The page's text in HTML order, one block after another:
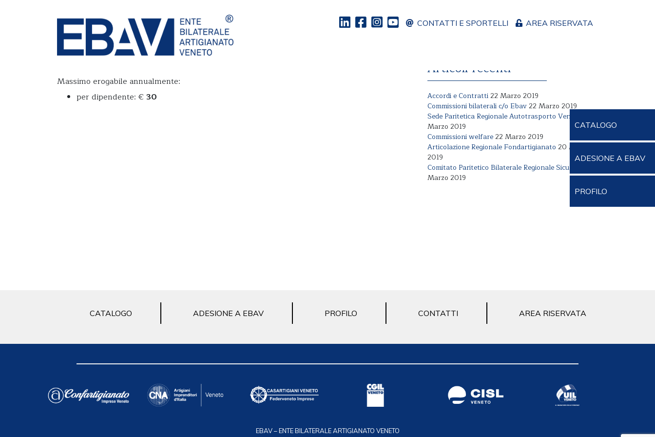
CATALOGO
ADESIONE A EBAV
PROFILO
CONTATTI E SPORTELLI AREA RISERVATA
Massimo erogabile annualmente: per dipendente: € 30
Massimo erogabile annualmente:
per dipendente: € 30
Articoli recenti
Accordi e Contratti22 Marzo 2019
Commissioni bilaterali c/o Ebav22 Marzo 2019
Sede Paritetica Regionale Autotrasporto Veneto
Marzo 2019
Commissioni welfare22 Marzo 2019
Articolazione Regionale Fondartigianato 20 Marzo
2019
Comitato Paritetico Bilaterale Regionale Sicurezza
Marzo 2019
CATALOGO ADESIONE A EBAV PROFILO CONTATTI AREA RISERVATA
EBAV – ENTE BILATERALE ARTIGIANATO VENETO